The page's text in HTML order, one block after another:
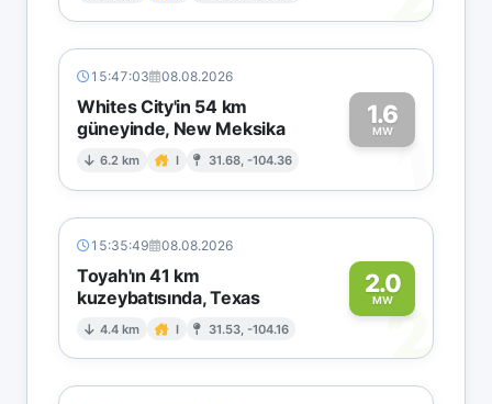
15:47:03 08.08.2026
Whites City'in 54 km
güneyinde, New Meksika
6.2 km I 31.68, -104.36
1.6
MW1
15:35:49 08.08.2026
Toyah'ın 41 km
kuzeybatısında, Texas
4.4 km I 31.53, -104.16
2.0
MW2